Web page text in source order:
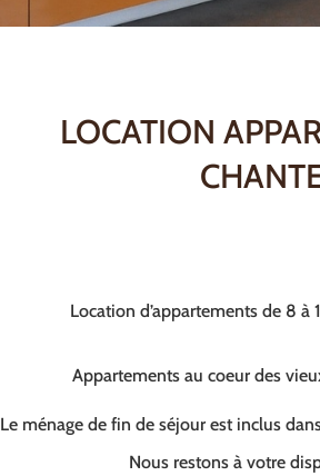
LOCATION
Location d’appartements de 8 à
Appartements au coeur des
Le ménage de fin de séjour est inclus
Nous restons à votre